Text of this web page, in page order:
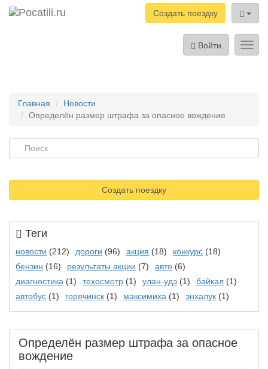
Создать поездку
Войти
Главная
Новости
Определён размер штрафа за опасное вождение
Создать поездку
Теги
новости (212) дороги (96) акция (18) конкурс (18)
бензин (16) результаты акции (7) авто (6)
диагностика (1) техосмотр (1) улан-удэ (1) байкал (1)
автобус (1) горячинск (1) максимиха (1) энхалук (1)
Определён размер штрафа за опасное
вождение